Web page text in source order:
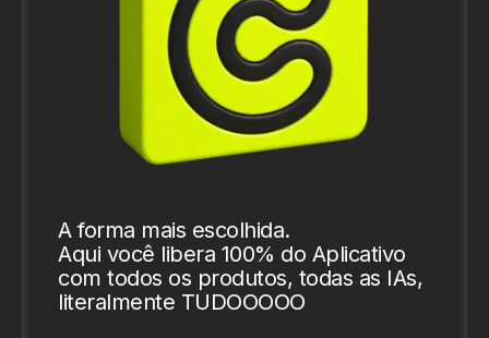
A forma mais escolhida.
Aqui você libera 100% do Aplicativo
com todos os produtos, todas as IAs,
literalmente TUDOOOOO